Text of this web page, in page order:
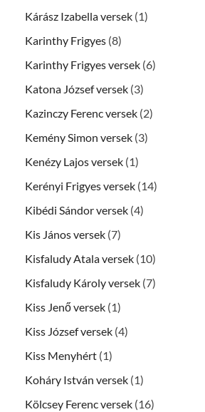
Kárász Izabella versek (1)
Karinthy Frigyes (8)
Karinthy Frigyes versek (6)
Katona József versek (3)
Kazinczy Ferenc versek (2)
Kemény Simon versek (3)
Kenézy Lajos versek (1)
Kerényi Frigyes versek (14)
Kibédi Sándor versek (4)
Kis János versek (7)
Kisfaludy Atala versek (10)
Kisfaludy Károly versek (7)
Kiss Jenő versek (1)
Kiss József versek (4)
Kiss Menyhért (1)
Koháry István versek (1)
Kölcsey Ferenc versek (16)